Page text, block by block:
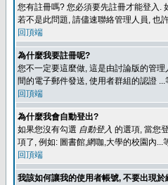
您有註冊嗎? 您必須要先註冊才能登入.
若不是此問題, 請儘速聯絡管理人員, 也
回頂端
為什麼我要註冊呢?
您不一定要這麼做, 這是由討論版的管
間的電子郵件發送, 使用者群組的認證
回頂端
為什麼我會自動登出?
如果您沒有勾選 自動登入 的選項, 當您
項了, 例如: 圖書館,網咖,大學的校園內...
回頂端
我該如何讓我的使用者帳號, 不要出現